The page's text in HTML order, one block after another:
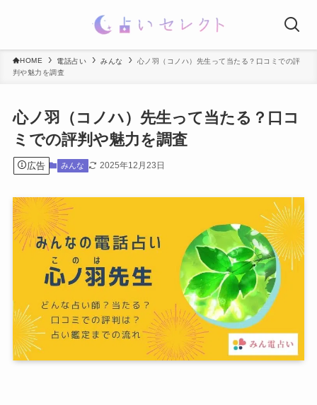
HOME 電話占い みんな
心ノ羽（コノハ）先生って当たる？口コミでの評
判や魅力を調査
心ノ羽（コノハ）先生って当たる？口コ
ミでの評判や魅力を調査
広告 みんな 2025年12月23日